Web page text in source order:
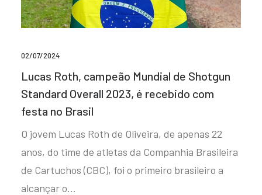
02/07/2024
Lucas Roth, campeão Mundial de Shotgun
Standard Overall 2023, é recebido com
festa no Brasil
O jovem Lucas Roth de Oliveira, de apenas 22
anos, do time de atletas da Companhia Brasileira
de Cartuchos (CBC), foi o primeiro brasileiro a
alcançar o…